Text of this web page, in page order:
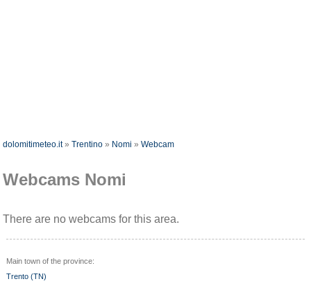
dolomitimeteo.it»Trentino » Nomi »Webcam
Webcams Nomi
There are no webcams for this area.
Main town of the province:
Trento (TN)